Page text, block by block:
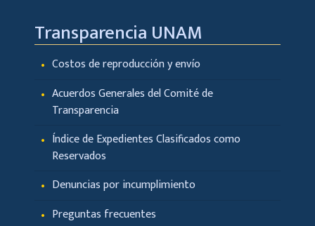
Transparencia UNAM
Costos de reproducción y envío
Acuerdos Generales del Comité de
Transparencia
Índice de Expedientes Clasificados como
Reservados
Denuncias por incumplimiento
Preguntas frecuentes